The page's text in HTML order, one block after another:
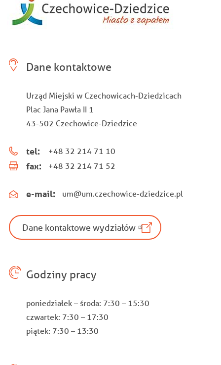
Dane kontaktowe
Urząd Miejski w Czechowicach-Dziedzicach
Plac Jana Pawła II 1
43-502 Czechowice-Dziedzice
tel: +48 32 214 71 10
fax: +48 32 214 71 52
e-mail: um@um.czechowice-dziedzice.pl
Dane kontaktowe wydziałów
Godziny pracy
poniedziałek – środa: 7:30 – 15:30
czwartek: 7:30 – 17:30
piątek: 7:30 – 13:30